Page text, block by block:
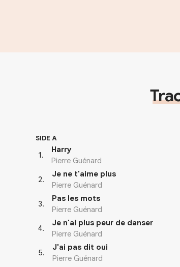
SIDE A
1.
Harry
Pierre Guénard
2.
Je ne t'aime plus
Pierre Guénard
3.
Pas les mots
Pierre Guénard
4.
Je n'ai plus peur de danser
Pierre Guénard
5.
J'ai pas dit oui
Pierre Guénard